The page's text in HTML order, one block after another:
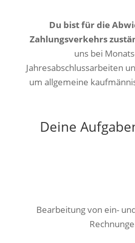
Du bist für die
Zahlungsverkehrs
uns bei
Jahresabschlussarbeiten
um allgemeine
Deine
Bearbeitung von ein-